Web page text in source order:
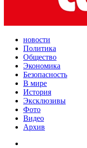
новости
Политика
Общество
Экономика
Безопасность
В мире
История
Эксклюзивы
Фото
Видео
Архив